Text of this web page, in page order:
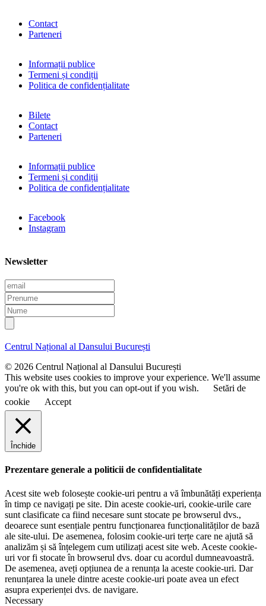
Contact
Parteneri
Informații publice
Termeni și condiții
Politica de confidențialitate
Bilete
Contact
Parteneri
Informații publice
Termeni și condiții
Politica de confidențialitate
Facebook
Instagram
Newsletter
E
m
a
i
l
P
r
e
n
m
N
u
m
e
Centrul Național al Dansului București
© 2026 Centrul Național al Dansului București
This website uses cookies to improve your experience. We'll assume
you're ok with this, but you can opt-out if you wish.
Setări de
cookie
Accept
Închide
Prezentare generale a politicii de confidentialitate
Acest site web folosește cookie-uri pentru a vă îmbunătăți experiența
în timp ce navigați pe site. Din aceste cookie-uri, cookie-urile care
sunt clasificate ca fiind necesare sunt stocate pe browserul dvs.,
deoarece sunt esențiale pentru funcționarea funcționalităților de bază
ale site-ului. De asemenea, folosim cookie-uri terțe care ne ajută să
analizăm și să înțelegem cum utilizați acest site web. Aceste cookie-
uri vor fi stocate în browserul dvs. doar cu acordul dumneavoastră.
De asemenea, aveți opțiunea de a renunța la aceste cookie-uri. Dar
renunțarea la unele dintre aceste cookie-uri poate avea un efect
asupra experienței dvs. de navigare.
Necessary